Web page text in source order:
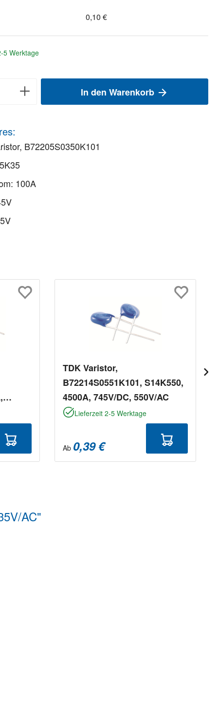
0,10 €
5 Werktage
In den Warenkorb
B72205S0350K101
100A
TDK Varistor,
B72214S0551K101, S14K550,
4500A, 745V/DC, 550V/AC
Lieferzeit 2-5 Werktage
Ab 0,39 €
AC"